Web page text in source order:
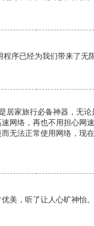
序已经为我们带来了无
居家旅行必备神器，无
网络，再也不用担心网
无法正常使用网络，现
美，听了让人心旷神怡。